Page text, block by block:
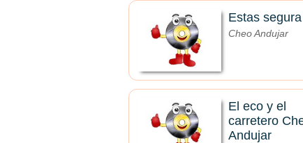
Estas segura
Cheo Andujar
El eco y el
carretero
Andujar